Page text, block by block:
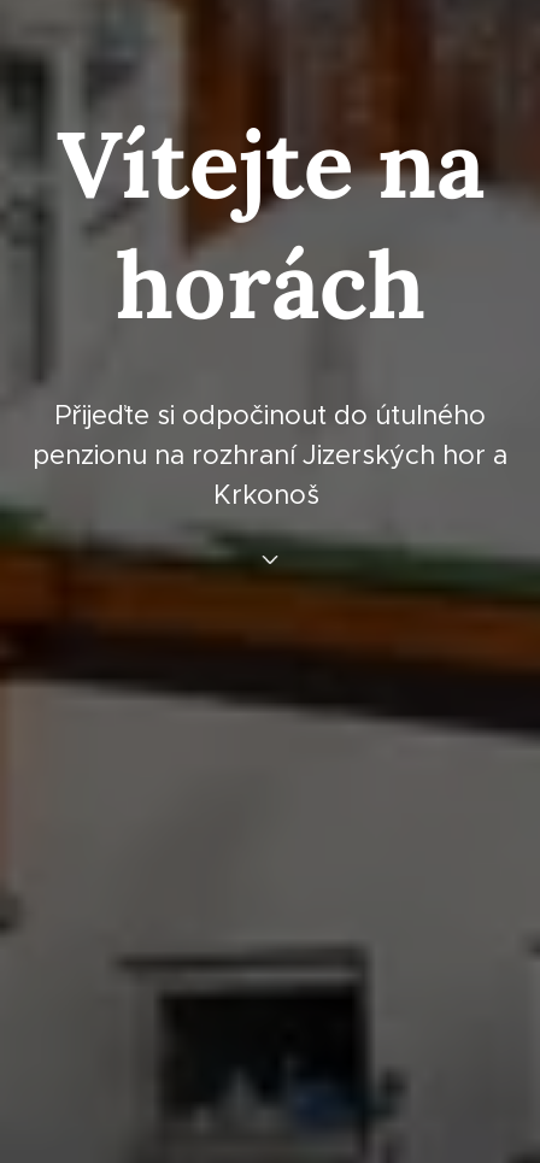
Vítejte na
horách
Přijeďte si odpočinout do útulného
penzionu na rozhraní Jizerských hor a
Krkonoš